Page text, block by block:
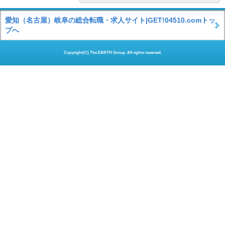
愛知（名古屋）岐阜の総合転職・求人サイト|GET!04510.comトッ
プへ
Copyright(C) The EARTH Group. All rights reserved.